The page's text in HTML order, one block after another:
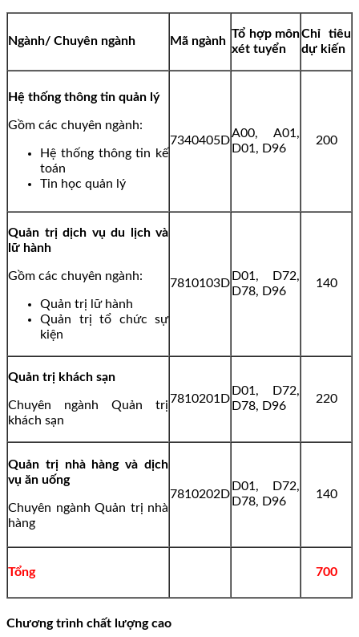
Ngành/ Chuyên ngành Mã ngành
Tổ hợp môn
xét tuyển
Chỉ tiêu
dự kiến
Hệ thống thông tin quản lý
Gồm các chuyên ngành:
Hệ thống thông tin kế
toán
Tin học quản lý
7340405D
A00, A01,
D01, D96
200
Quản trị dịch vụ du lịch và
lữ hành
Gồm các chuyên ngành:
Quản trị lữ hành
Quản trị tổ chức sự
kiện
7810103D
D01, D72,
D78, D96
140
Quản trị khách sạn
Chuyên ngành Quản trị
khách sạn
7810201D
D01, D72,
D78, D96
220
Quản trị nhà hàng và dịch
vụ ăn uống
Chuyên ngành Quản trị nhà
hàng
7810202D
D01, D72,
D78, D96
140
Tổng 700
Chương trình chất lượng cao